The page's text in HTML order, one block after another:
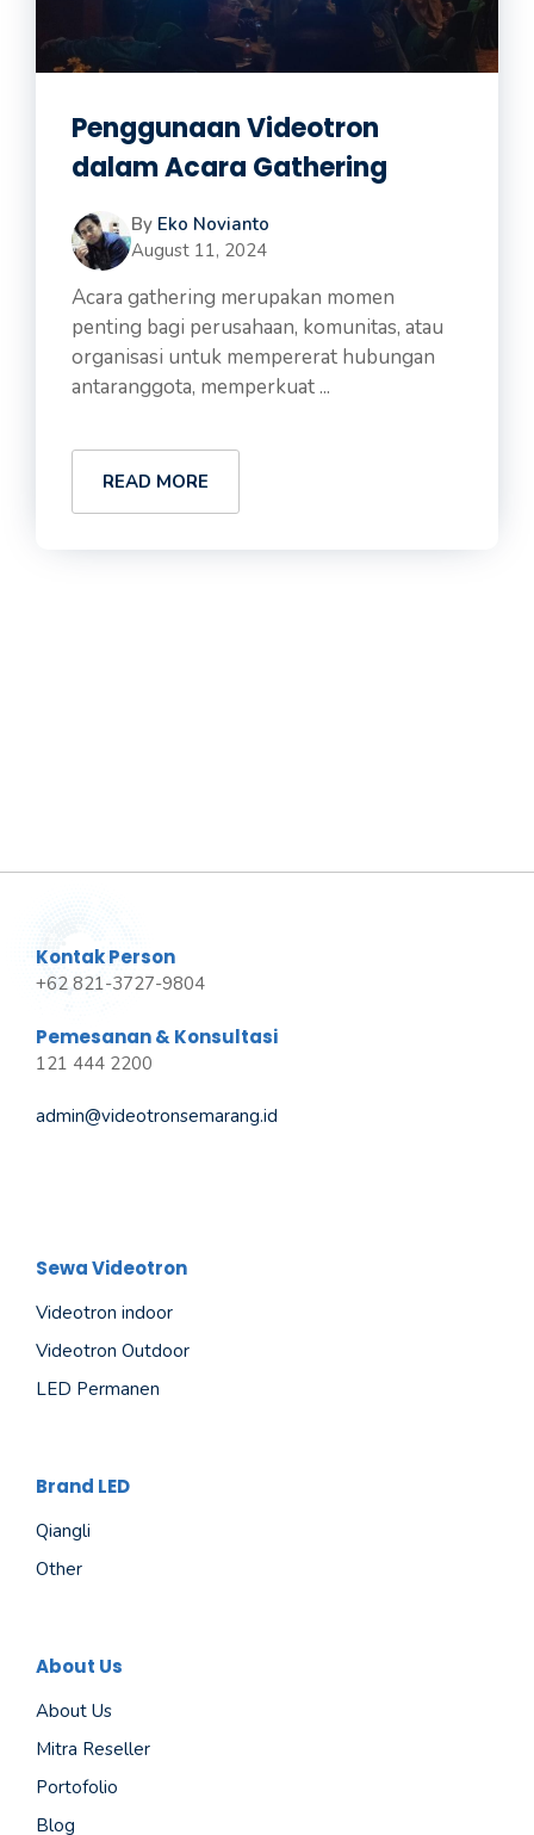
Penggunaan Videotron
dalam Acara Gathering
By Eko Novianto
August 11, 2024
Acara gathering merupakan momen
penting bagi perusahaan, komunitas, atau
organisasi untuk mempererat hubungan
antaranggota, memperkuat ...
READ MORE
Kontak Person
+62 821-3727-9804
Pemesanan & Konsultasi
121 444 2200
admin@videotronsemarang.id
Sewa Videotron
Videotron indoor
Videotron Outdoor
LED Permanen
Brand LED
Qiangli
Other
About Us
About Us
Mitra Reseller
Portofolio
Blog